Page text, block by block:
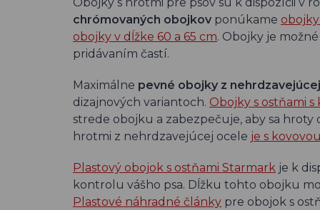
chrómovaných obojkov ponúkame
obojky v dĺžke 60 a 65 cm. Obojky je
pridávaním častí.
Maximálne pevné obojky z
dizajnových variantoch. Obojky s ostňami
strede obojku a zabezpečuje, aby sa
hrotmi z nehrdzavejúcej ocele je s
Plastový obojok s ostňami Starmark je k
kontrolu vášho psa. Dĺžku tohto obojku
Plastové náhradné články pre obojok s